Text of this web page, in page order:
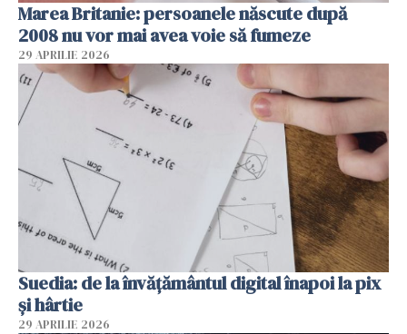
Marea Britanie: persoanele născute după
2008 nu vor mai avea voie să fumeze
29 APRILIE 2026
Suedia: de la învățământul digital înapoi la pix
și hârtie
29 APRILIE 2026